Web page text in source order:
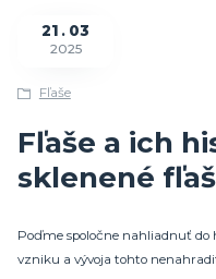
21 03
2025
Fľaše
Fľaše a ich
sklenené
Poďme spoločne nahliadnuť
vzniku a vývoja tohto